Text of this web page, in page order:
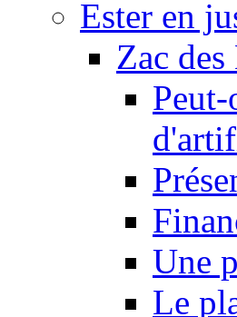
Ester en
Zac
Une
Le